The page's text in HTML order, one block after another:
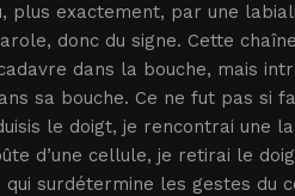
plus exactement, par une
donc du signe. Cette
dans la bouche, mais
sa bouche. Ce ne fut pas
le doigt, je rencontrai une
d’une cellule, je retirai le
qui surdétermine les gestes